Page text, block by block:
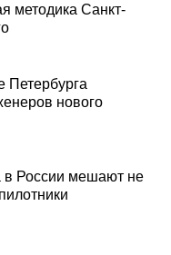
методика Санкт-
Петербурга
нового
в России мешают не